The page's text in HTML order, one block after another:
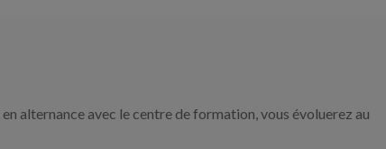
alternance avec le centre de formation, vous évoluerez au